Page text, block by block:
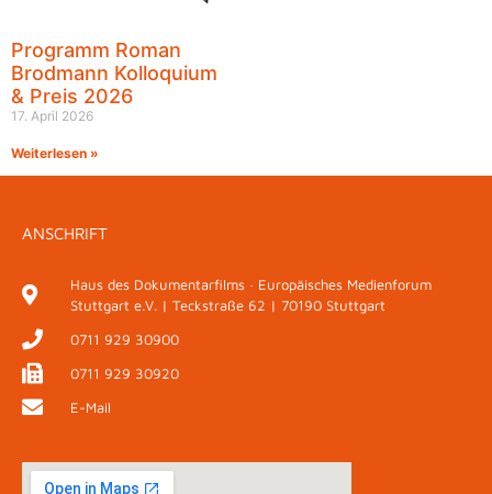
Programm Roman
Brodmann Kolloquium
& Preis 2026
17. April 2026
Weiterlesen »
ANSCHRIFT
Haus des Dokumentarfilms · Europäisches Medienforum
Stuttgart e.V. | Teckstraße 62 | 70190 Stuttgart
0711 929 30900
0711 929 30920
E-Mail